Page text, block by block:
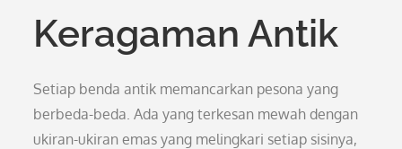
Keragaman Antik
Setiap benda antik memancarkan pesona yang
berbeda-beda. Ada yang terkesan mewah dengan
ukiran-ukiran emas yang melingkari setiap sisinya,